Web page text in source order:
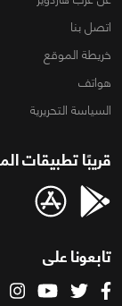
اتصل بنا
خريطة الموقع
هواتف
السياسة التحريرية
قريبًا تطبيقات
تابعونا على